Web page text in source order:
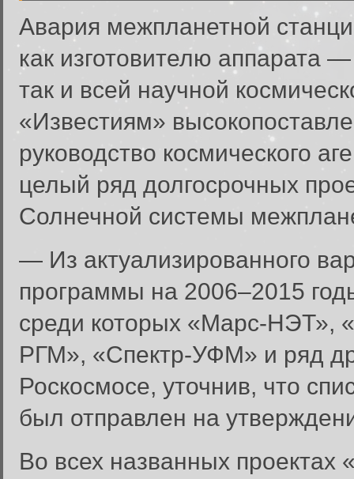
Авария межпланетной
как изготовителю аппарата
так и всей научной
«Известиям»
руководство космического
целый ряд долгосрочных
Солнечной системы
— Из актуализированного
программы на 2006–2015
среди которых «Марс-НЭТ»,
РГМ», «Спектр-УФМ» и ряд
Роскосмосе, уточнив, что
был отправлен на
Во всех названных проектах